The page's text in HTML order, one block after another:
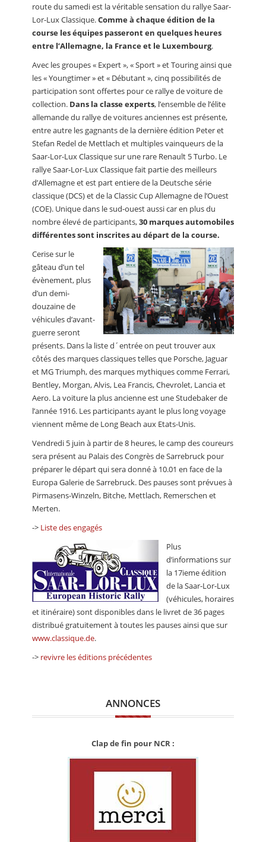
route du samedi est la véritable sensation du rallye Saar-
Lor-Lux Classique.Comme à chaque édition de la
course les équipes passeront en quelques heures
entre l’Allemagne, la France et le Luxembourg.
Avec les groupes « Expert », « Sport » et Touring ainsi que
les « Youngtimer » et « Débutant », cinq possibilités de
participation sont offertes pour ce rallye de voiture de
collection. Dans la classe experts, l’ensemble de l’élite
allemande du rallye de voitures anciennes est présente,
entre autre les gagnants de la dernière édition Peter et
Stefan Redel de Mettlach et multiples vainqueurs de la
Saar-Lor-Lux Classique sur une rare Renault 5 Turbo. Le
rallye Saar-Lor-Lux Classique fait partie des meilleurs
d’Allemagne et est part entiere de la Deutsche série
classique (DCS) et de la Classic Cup Allemagne de l’Ouest
(COE). Unique dans le sud-ouest aussi car en plus du
nombre élevé de participants,30 marques automobiles
différentes sont inscrites au départ de la course.
Cerise sur le
gâteau d’un tel
évènement, plus
d’un demi-
douzaine de
véhicules d’avant-
guerre seront
présents. Dans la liste d´entrée on peut trouver aux
côtés des marques classiques telles que Porsche, Jaguar
et MG Triumph, des marques mythiques comme Ferrari,
Bentley, Morgan, Alvis, Lea Francis, Chevrolet, Lancia et
Aero. La voiture la plus ancienne est une Studebaker de
l’année 1916. Les participants ayant le plus long voyage
viennent même de Long Beach aux Etats-Unis.
Vendredi 5 juin à partir de 8 heures, le camp des coureurs
sera présent au Palais des Congrès de Sarrebruck pour
préparer le départ qui sera donné à 10.01 en face de la
Europa Galerie de Sarrebruck. Des pauses sont prévues à
Pirmasens-Winzeln, Bitche, Mettlach, Remerschen et
Merten.
-> Liste des engagés
Plus
d’informations sur
la 17ieme édition
de la Saar-Lor-Lux
(véhicules, horaires
et itinéraire) sont disponibles dans le livret de 36 pages
distribué gratuitement à toutes les pauses ainsi que sur
www.classique.de.
-> revivre les éditions précédentes
ANNONCES
Clap de fin pour NCR :